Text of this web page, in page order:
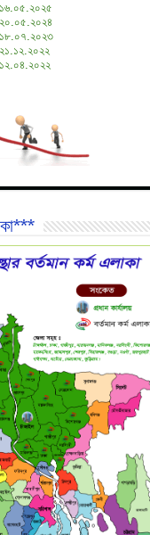
১৬.০৫.২০২৫
২০.০৫.২০২৪
১৮.০৭.২০২৩
২১.১২.২০২২
১২.০৪.২০২২